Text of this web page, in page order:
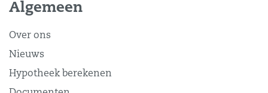
Algemeen
Over ons
Nieuws
Hypotheek berekenen